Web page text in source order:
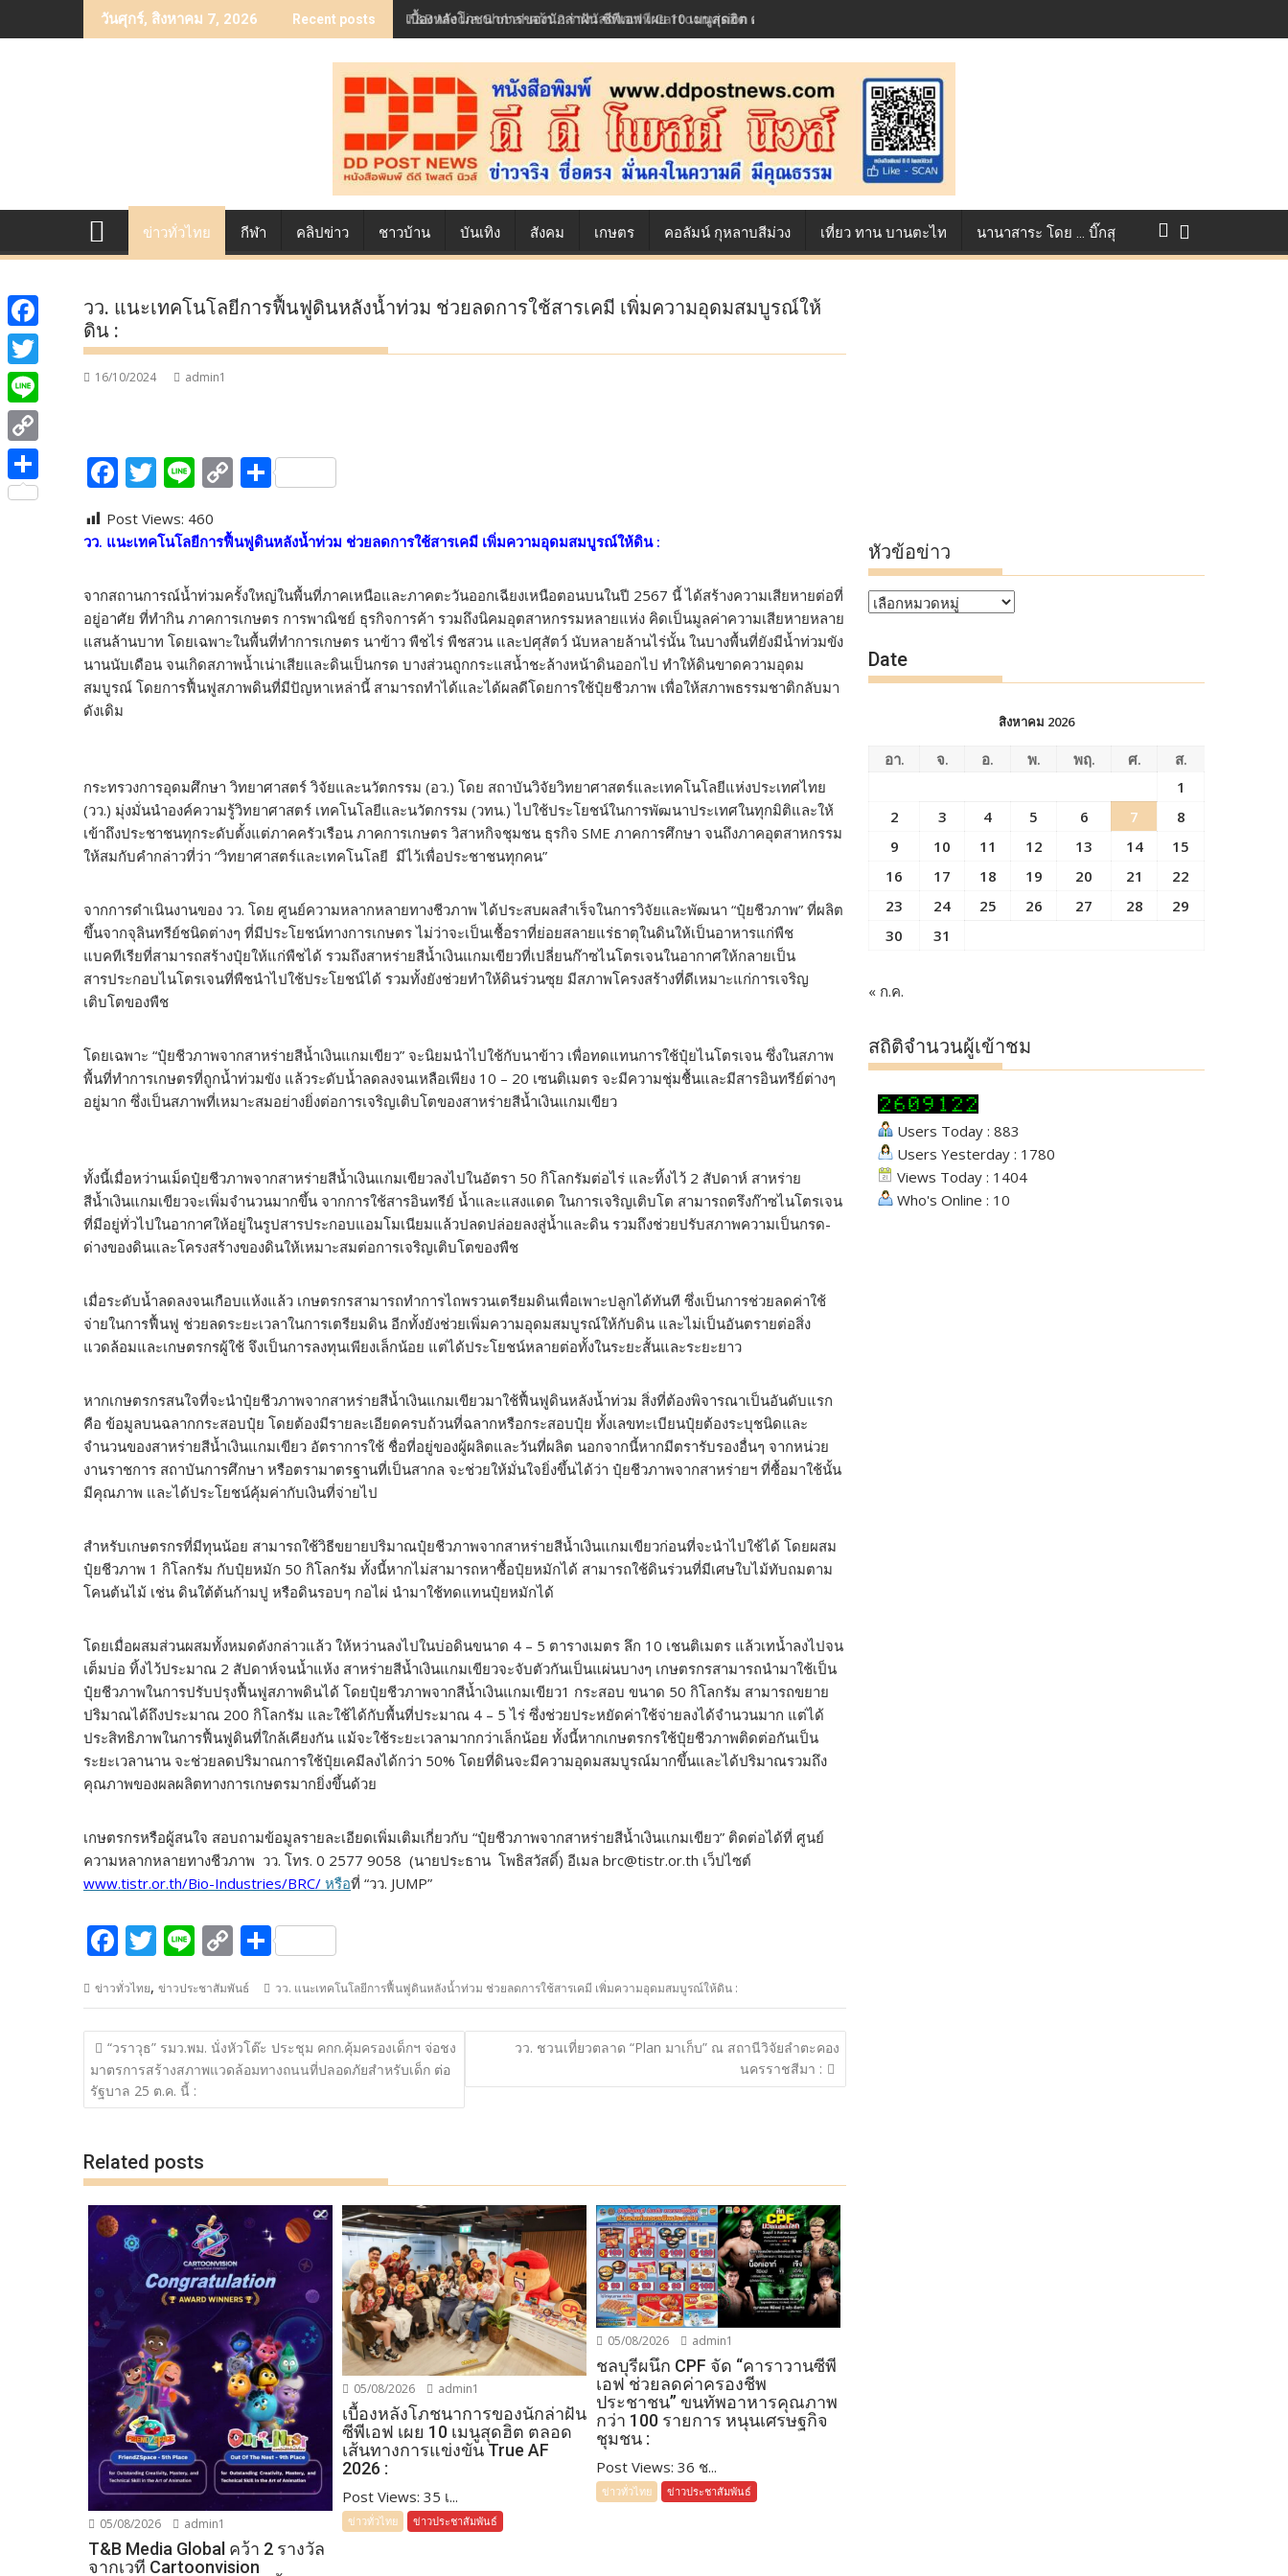
to
วันศุกร์, สิงหาคม 7, 2026 Recent posts เบื้องหลังโภชนาการของนักล่าฝัน ซีพีเอฟ เผย 10 เมนูสุดฮิต ตลอดเส้นทางการแข่งขัน True AF 2026 :
ข่าวทั่วไทย กีฬา คลิปข่าว ชาวบ้าน บันเทิง สังคม เกษตร คอลัมน์ กุหลาบสีม่วง เที่ยว ทาน บานตะไท นานาสาระ โดย … บิ๊กสุ
วว. แนะเทคโนโลยีการฟื้นฟูดินหลังน้ำท่วม ช่วยลดการใช้สารเคมี เพิ่มความอุดมสมบูรณ์ให้
ดิน :
16/10/2024 admin1
F
e
o
o
k
T
itt
Li
e
C
p
Li
n
k
S
ar
Post Views: 460
วว. แนะเทคโนโลยีการฟื้นฟูดินหลังน้ำท่วม ช่วยลดการใช้สารเคมี เพิ่มความอุดมสมบูรณ์ให้ดิน:
จากสถานการณ์น้ำท่วมครั้งใหญ่ในพื้นที่ภาคเหนือและภาคตะวันออกเฉียงเหนือตอนบนในปี 2567 นี้ ได้สร้างความเสียหายต่อที่
อยู่อาศัย ที่ทำกิน ภาคการเกษตร การพาณิชย์ ธุรกิจการค้า รวมถึงนิคมอุตสาหกรรมหลายแห่ง คิดเป็นมูลค่าความเสียหายหลาย
แสนล้านบาท โดยเฉพาะในพื้นที่ทำการเกษตร นาข้าว พืชไร่ พืชสวน และปศุสัตว์ นับหลายล้านไร่นั้น ในบางพื้นที่ยังมีน้ำท่วมขัง
นานนับเดือน จนเกิดสภาพน้ำเน่าเสียและดินเป็นกรด บางส่วนถูกกระแสน้ำชะล้างหน้าดินออกไป ทำให้ดินขาดความอุดม
สมบูรณ์ โดยการฟื้นฟูสภาพดินที่มีปัญหาเหล่านี้ สามารถทำได้และได้ผลดีโดยการใช้ปุ๋ยชีวภาพ เพื่อให้สภาพธรรมชาติกลับมา
ดังเดิม
กระทรวงการอุดมศึกษา วิทยาศาสตร์ วิจัยและนวัตกรรม (อว.) โดย สถาบันวิจัยวิทยาศาสตร์และเทคโนโลยีแห่งประเทศไทย
(วว.) มุ่งมั่นนำองค์ความรู้วิทยาศาสตร์ เทคโนโลยีและนวัตกรรม (วทน.) ไปใช้ประโยชน์ในการพัฒนาประเทศในทุกมิติและให้
เข้าถึงประชาชนทุกระดับตั้งแต่ภาคครัวเรือน ภาคการเกษตร วิสาหกิจชุมชน ธุรกิจ SME ภาคการศึกษา จนถึงภาคอุตสาหกรรม
ให้สมกับคำกล่าวที่ว่า “วิทยาศาสตร์และเทคโนโลยี มีไว้เพื่อประชาชนทุกคน”
จากการดำเนินงานของ วว. โดย ศูนย์ความหลากหลายทางชีวภาพ ได้ประสบผลสำเร็จในการวิจัยและพัฒนา “ปุ๋ยชีวภาพ” ที่ผลิต
ขึ้นจากจุลินทรีย์ชนิดต่างๆ ที่มีประโยชน์ทางการเกษตร ไม่ว่าจะเป็นเชื้อราที่ย่อยสลายแร่ธาตุในดินให้เป็นอาหารแก่พืช
แบคทีเรียที่สามารถสร้างปุ๋ยให้แก่พืชได้ รวมถึงสาหร่ายสีน้ำเงินแกมเขียวที่เปลี่ยนก๊าซไนโตรเจนในอากาศให้กลายเป็น
สารประกอบไนโตรเจนที่พืชนำไปใช้ประโยชน์ได้ รวมทั้งยังช่วยทำให้ดินร่วนซุย มีสภาพโครงสร้างที่ดีเหมาะแก่การเจริญ
เติบโตของพืช
โดยเฉพาะ “ปุ๋ยชีวภาพจากสาหร่ายสีน้ำเงินแกมเขียว” จะนิยมนำไปใช้กับนาข้าว เพื่อทดแทนการใช้ปุ๋ยไนโตรเจน ซึ่งในสภาพ
พื้นที่ทำการเกษตรที่ถูกน้ำท่วมขัง แล้วระดับน้ำลดลงจนเหลือเพียง 10 – 20 เซนติเมตร จะมีความชุ่มชื้นและมีสารอินทรีย์ต่างๆ
อยู่มาก ซึ่งเป็นสภาพที่เหมาะสมอย่างยิ่งต่อการเจริญเติบโตของสาหร่ายสีน้ำเงินแกมเขียว
ทั้งนี้เมื่อหว่านเม็ดปุ๋ยชีวภาพจากสาหร่ายสีน้ำเงินแกมเขียวลงไปในอัตรา 50 กิโลกรัมต่อไร่ และทิ้งไว้ 2 สัปดาห์ สาหร่าย
สีน้ำเงินแกมเขียวจะเพิ่มจำนวนมากขึ้น จากการใช้สารอินทรีย์ น้ำและแสงแดด ในการเจริญเติบโต สามารถตรึงก๊าซไนโตรเจน
ที่มีอยู่ทั่วไปในอากาศให้อยู่ในรูปสารประกอบแอมโมเนียมแล้วปลดปล่อยลงสู่น้ำและดิน รวมถึงช่วยปรับสภาพความเป็นกรด-
ด่างของดินและโครงสร้างของดินให้เหมาะสมต่อการเจริญเติบโตของพืช
เมื่อระดับน้ำลดลงจนเกือบแห้งแล้ว เกษตรกรสามารถทำการไถพรวนเตรียมดินเพื่อเพาะปลูกได้ทันที ซึ่งเป็นการช่วยลดค่าใช้
จ่ายในการฟื้นฟู ช่วยลดระยะเวลาในการเตรียมดิน อีกทั้งยังช่วยเพิ่มความอุดมสมบูรณ์ให้กับดิน และไม่เป็นอันตรายต่อสิ่ง
แวดล้อมและเกษตรกรผู้ใช้ จึงเป็นการลงทุนเพียงเล็กน้อย แต่ได้ประโยชน์หลายต่อทั้งในระยะสั้นและระยะยาว
หากเกษตรกรสนใจที่จะนำปุ๋ยชีวภาพจากสาหร่ายสีน้ำเงินแกมเขียวมาใช้ฟื้นฟูดินหลังน้ำท่วม สิ่งที่ต้องพิจารณาเป็นอันดับแรก
คือ ข้อมูลบนฉลากกระสอบปุ๋ย โดยต้องมีรายละเอียดครบถ้วนที่ฉลากหรือกระสอบปุ๋ย ทั้งเลขทะเบียนปุ๋ยต้องระบุชนิดและ
จำนวนของสาหร่ายสีน้ำเงินแกมเขียว อัตราการใช้ ชื่อที่อยู่ของผู้ผลิตและวันที่ผลิต นอกจากนี้หากมีตรารับรองอื่นๆ จากหน่วย
งานราชการ สถาบันการศึกษา หรือตรามาตรฐานที่เป็นสากล จะช่วยให้มั่นใจยิ่งขึ้นได้ว่า ปุ๋ยชีวภาพจากสาหร่ายฯ ที่ซื้อมาใช้นั้น
มีคุณภาพ และได้ประโยชน์คุ้มค่ากับเงินที่จ่ายไป
สำหรับเกษตรกรที่มีทุนน้อย สามารถใช้วิธีขยายปริมาณปุ๋ยชีวภาพจากสาหร่ายสีน้ำเงินแกมเขียวก่อนที่จะนำไปใช้ได้ โดยผสม
ปุ๋ยชีวภาพ 1 กิโลกรัม กับปุ๋ยหมัก 50 กิโลกรัม ทั้งนี้หากไม่สามารถหาซื้อปุ๋ยหมักได้ สามารถใช้ดินร่วนที่มีเศษใบไม้ทับถมตาม
โคนต้นไม้ เช่น ดินใต้ต้นก้ามปู หรือดินรอบๆ กอไผ่ นำมาใช้ทดแทนปุ๋ยหมักได้
โดยเมื่อผสมส่วนผสมทั้งหมดดังกล่าวแล้ว ให้หว่านลงไปในบ่อดินขนาด 4 – 5 ตารางเมตร ลึก 10 เชนติเมตร แล้วเทน้ำลงไปจน
เต็มบ่อ ทิ้งไว้ประมาณ 2 สัปดาห์จนน้ำแห้ง สาหร่ายสีน้ำเงินแกมเขียวจะจับตัวกันเป็นแผ่นบางๆ เกษตรกรสามารถนำมาใช้เป็น
ปุ๋ยชีวภาพในการปรับปรุงฟื้นฟูสภาพดินได้ โดยปุ๋ยชีวภาพจากสีน้ำเงินแกมเขียว1 กระสอบ ขนาด 50 กิโลกรัม สามารถขยาย
ปริมาณได้ถึงประมาณ 200 กิโลกรัม และใช้ได้กับพื้นที่ประมาณ 4 – 5 ไร่ ซึ่งช่วยประหยัดค่าใช้จ่ายลงได้จำนวนมาก แต่ได้
ประสิทธิภาพในการฟื้นฟูดินที่ใกล้เคียงกัน แม้จะใช้ระยะเวลามากกว่าเล็กน้อย ทั้งนี้หากเกษตรกรใช้ปุ๋ยชีวภาพติดต่อกันเป็น
ระยะเวลานาน จะช่วยลดปริมาณการใช้ปุ๋ยเคมีลงได้กว่า 50% โดยที่ดินจะมีความอุดมสมบูรณ์มากขึ้นและได้ปริมาณรวมถึง
คุณภาพของผลผลิตทางการเกษตรมากยิ่งขึ้นด้วย
เกษตรกรหรือผู้สนใจ สอบถามข้อมูลรายละเอียดเพิ่มเติมเกี่ยวกับ “ปุ๋ยชีวภาพจากสาหร่ายสีน้ำเงินแกมเขียว” ติดต่อได้ที่ ศูนย์
ความหลากหลายทางชีวภาพ วว. โทร. 0 2577 9058 (นายประธาน โพธิสวัสดิ์) อีเมล brc@tistr.or.th เว็ปไซต์
www.tistr.or.th/Bio-Industries/BRC/ หรือที่ “วว. JUMP”
F
ac
e
b
o
o
T
itt
er
Li
e
C
o
p
y
Li
S
ar
e
ข่าวทั่วไทย, ข่าวประชาสัมพันธ์ วว. แนะเทคโนโลยีการฟื้นฟูดินหลังน้ำท่วม ช่วยลดการใช้สารเคมี เพิ่มความอุดมสมบูรณ์ให้ดิน :
แนะแนว
เรื่อง
“วราวุธ” รมว.พม. นั่งหัวโต๊ะ ประชุม คกก.คุ้มครองเด็กฯ จ่อชง
มาตรการสร้างสภาพแวดล้อมทางถนนที่ปลอดภัยสำหรับเด็ก ต่อ
รัฐบาล 25 ต.ค. นี้ :
วว. ชวนเที่ยวตลาด “Plan มาเก็บ” ณ สถานีวิจัยลำตะคอง
นครราชสีมา :
Related posts
05/08/2026 admin1
T&B Media Global คว้า 2 รางวัล
จากเวที Cartoonvision
05/08/2026 admin1
เบื้องหลังโภชนาการของนักล่าฝัน
ซีพีเอฟ เผย 10 เมนูสุดฮิต ตลอด
เส้นทางการแข่งขัน True AF
2026 :
Post Views: 35 เ...
ข่าวทั่วไทย ข่าวประชาสัมพันธ์
05/08/2026 admin1
ชลบุรีผนึก CPF จัด “คาราวานซีพี
เอฟ ช่วยลดค่าครองชีพ
ประชาชน” ขนทัพอาหารคุณภาพ
กว่า 100 รายการ หนุนเศรษฐกิจ
ชุมชน :
Post Views: 36 ช...
ข่าวทั่วไทย ข่าวประชาสัมพันธ์
หัวข้อข่าว
หัวข้อ
Date
สิงหาคม 2026
อา. จ. อ. พ. พฤ. ศ.
ส.
1
2
3 4 5 6 7
8
9
10 11 12 13 14
15
16
17 18 19 20 21
22
23
24 25 26 27 28
29
30
31
« ก.ค.
สถิติจำนวนผู้เข้าชม
Users Today : 883
Users Yesterday : 1780
Views Today : 1404
Who's Online : 10
F
a
c
e
b
o
T
w
i
t
t
L
i
n
C
o
S